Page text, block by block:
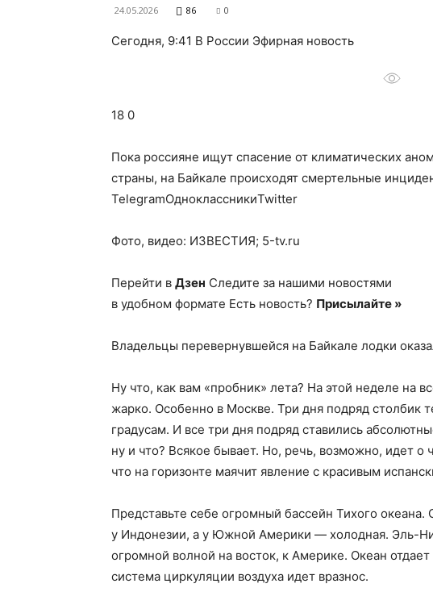
24.05.2026 86 0
Сегодня, 9:41 В России Эфирная новость
18 0
Пока россияне ищут спасение от климатических
страны, на Байкале происходят смертельные
TelegramОдноклассникиTwitter
Фото, видео: ИЗВЕСТИЯ; 5-tv.ru
Перейти в Дзен Следите за нашими новостями
в удобном формате Есть новость? Присылайте »
Владельцы перевернувшейся на Байкале лодки
Ну что, как вам «пробник» лета? На этой неделе на
жарко. Особенно в Москве. Три дня подряд столбик
градусам. И все три дня подряд ставились
ну и что? Всякое бывает. Но, речь, возможно, идет
что на горизонте маячит явление с красивым
Представьте себе огромный бассейн Тихого океана.
у Индонезии, а у Южной Америки — холодная. Эль-
огромной волной на восток, к Америке. Океан
система циркуляции воздуха идет вразнос.